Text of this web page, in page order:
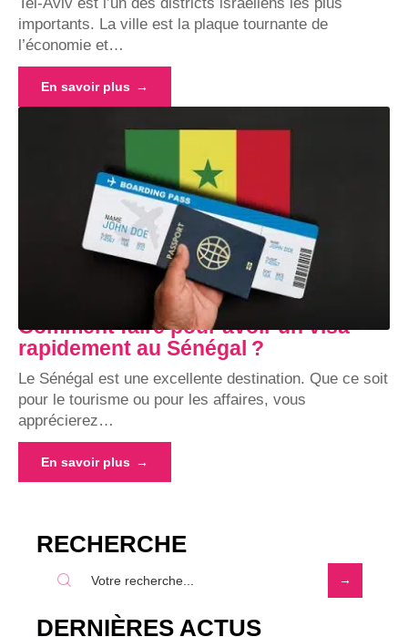
importants. La ville est la plaque tournante de
l’économie et…
En savoir plus
Comment faire pour avoir un visa
rapidement au Sénégal ?
Le Sénégal est une excellente destination. Que ce soit
pour le tourisme ou pour les affaires, vous
apprécierez…
En savoir plus
RECHERCHE
DERNIÈRES ACTUS